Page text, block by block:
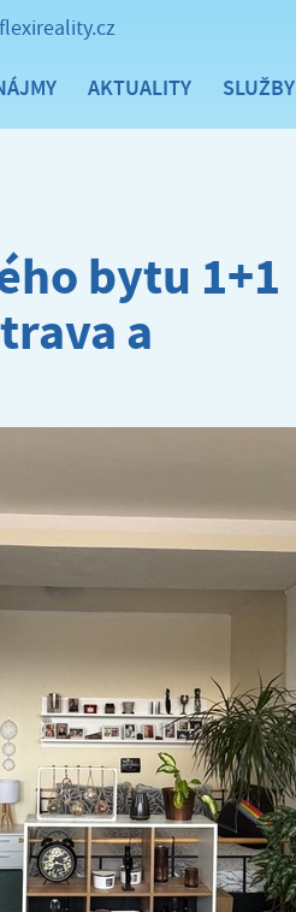
AKTUALITY SLUŽBY
bytu 1+1
a